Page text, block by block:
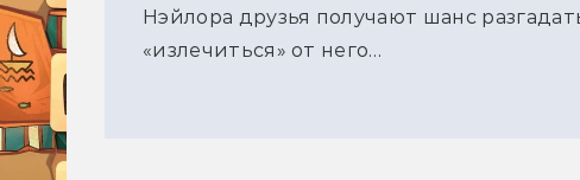
Нэйлора друзья получают шанс
«излечиться» от него…